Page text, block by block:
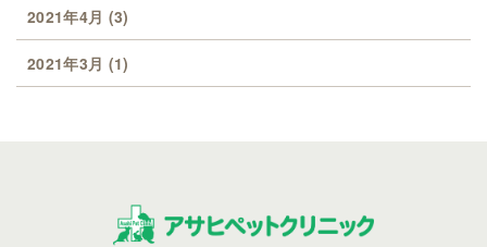
2021年4月 (3)
2021年3月 (1)